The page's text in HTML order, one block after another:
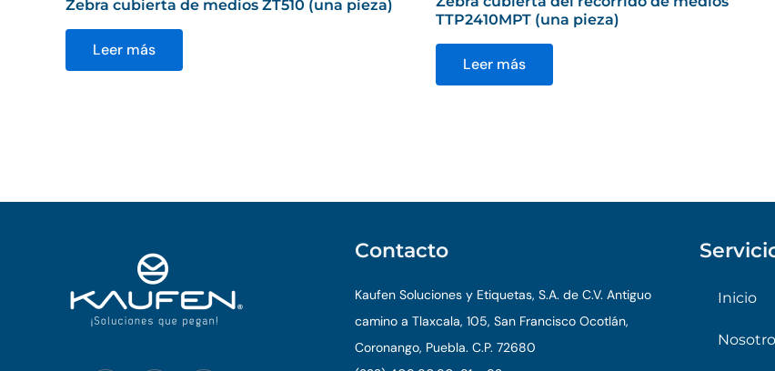
Zebra cubierta de medios ZT510 (una pieza)
Leer más
TTP2410MPT (una pieza)
Leer más
Contacto
Kaufen Soluciones y Etiquetas, S.A. de C.V. Antiguo
camino a Tlaxcala, 105, San Francisco Ocotlán,
Coronango, Puebla. C.P. 72680
Inicio